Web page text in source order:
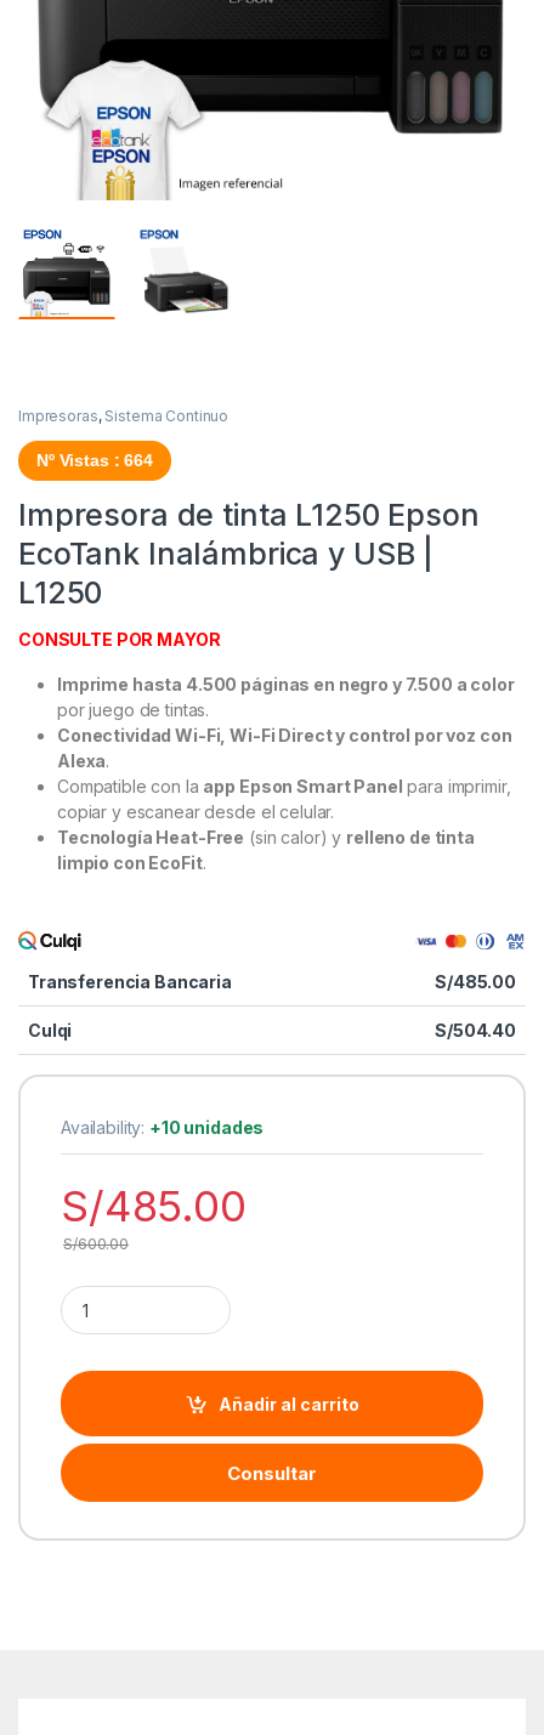
Impresoras, Sistema Continuo
Nº Vistas : 664
Impresora de tinta L1250 Epson
EcoTank Inalámbrica y USB |
L1250
CONSULTE POR MAYOR
Imprime hasta 4.500 páginas en negro y 7.500 a color
por juego de tintas.
Conectividad Wi-Fi, Wi-Fi Direct y control por voz con
Alexa.
Compatible con la app Epson Smart Panel para imprimir,
copiar y escanear desde el celular.
Tecnología Heat-Free (sin calor) y relleno de tinta
limpio con EcoFit.
Transferencia Bancaria S/485.00
Culqi S/504.40
Availability: +10 unidades
S/485.00
S/600.00
Cantidad Impresora de tinta L1250 Epson EcoTank
Añadir al carrito
Consultar